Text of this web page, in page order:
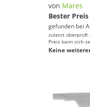
Tauchgewichte &
Tauchmasken
Tauchseile
Tauchsocken
von Mares
Bester Preis
gefunden bei
zuletzt überprüft
Preis kann sich
Keine